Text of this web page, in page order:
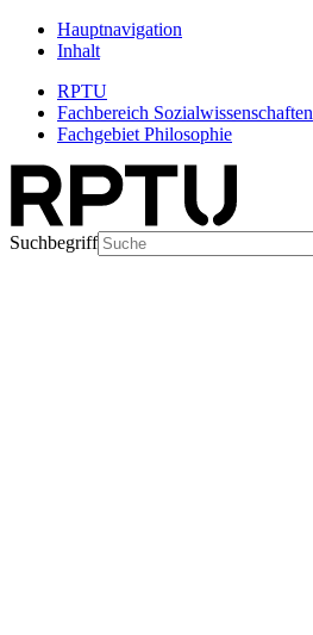
Hauptnavigation
Inhalt
RPTU
Fachbereich Sozialwissenschaften
Fachgebiet Philosophie
Suchbegriff